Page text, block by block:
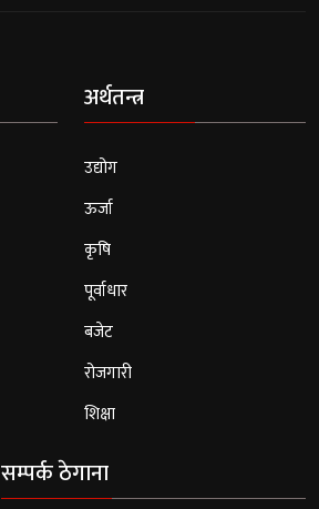
अर्थतन्त्र
उद्योग
ऊर्जा
कृषि
पूर्वाधार
बजेट
रोजगारी
शिक्षा
सम्पर्क ठेगाना